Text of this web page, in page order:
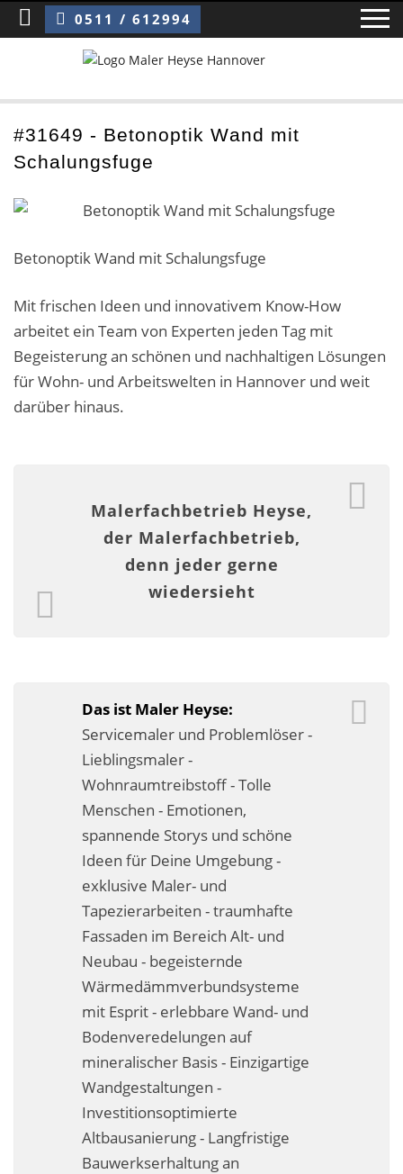
Sie sind hier:Betonoptik Wand mit Schalungsfuge
0511 / 612994
Home
Über uns ›
Über uns
Referenzen und Kundenbewertungen
Storytelling
Malerarbeiten in der Region
Leistungen ›
Altbausanierung
Der gesunde Raum
Echtmetalloptik
Fassadensanierung
Fugenlos
Kalkkind-Fachbetrieb – Sumpfkalk-Oberflächen
Malerarbeiten
Rostoptik
Tapezierarbeiten
Wandbegrünungen
Wärmedämmung / WDVS
Service ›
#31649 - Betonoptik Wand mit
Schalungsfuge
Betonoptik Wand mit Schalungsfuge
Mit frischen Ideen und innovativem Know-How
arbeitet ein Team von Experten jeden Tag mit
Begeisterung an schönen und nachhaltigen Lösungen
für Wohn- und Arbeitswelten in Hannover und weit
darüber hinaus.
Malerfachbetrieb Heyse,
der Malerfachbetrieb,
denn jeder gerne
wiedersieht
Das ist Maler Heyse:
Servicemaler und Problemlöser -
Lieblingsmaler -
Wohnraumtreibstoff - Tolle
Menschen - Emotionen,
spannende Storys und schöne
Ideen für Deine Umgebung -
exklusive Maler- und
Tapezierarbeiten - traumhafte
Fassaden im Bereich Alt- und
Neubau - begeisternde
Wärmedämmverbundsysteme
mit Esprit - erlebbare Wand- und
Bodenveredelungen auf
mineralischer Basis - Einzigartige
Wandgestaltungen -
Investitionsoptimierte
Altbausanierung - Langfristige
Bauwerkserhaltung an